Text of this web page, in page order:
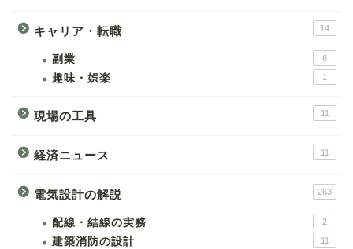
キャリア・転職 14
副業 6
趣味・娯楽 1
現場の工具 11
経済ニュース 11
電気設計の解説 263
配線・結線の実務 2
建築消防の設計 11